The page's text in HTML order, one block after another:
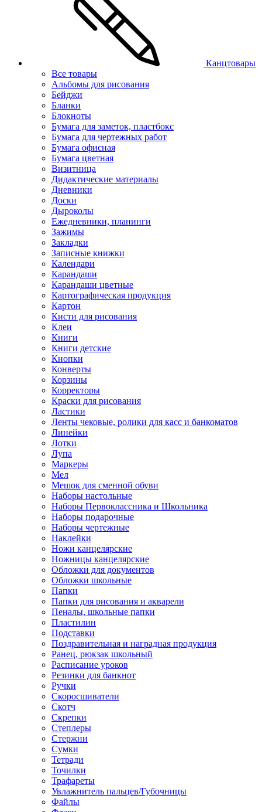
Канцтовары
Все товары
Альбомы для рисования
Бейджи
Бланки
Блокноты
Бумага для заметок, пластбокс
Бумага для чертежных работ
Бумага офисная
Бумага цветная
Визитница
Дидактические материалы
Дневники
Доски
Дыроколы
Ежедневники, планинги
Зажимы
Закладки
Записные книжки
Календари
Карандаши
Карандаши цветные
Картографическая продукция
Картон
Кисти для рисования
Клеи
Книги
Книги детские
Кнопки
Конверты
Корзины
Корректоры
Краски для рисования
Ластики
Ленты чековые, ролики для касс и банкоматов
Линейки
Лотки
Лупа
Маркеры
Мел
Мешок для сменной обуви
Наборы настольные
Наборы Первоклассника и Школьника
Наборы подарочные
Наборы чертежные
Наклейки
Ножи канцелярские
Ножницы канцелярские
Обложки для документов
Обложки школьные
Папки
Папки для рисования и акварели
Пеналы, школьные папки
Пластилин
Подставки
Поздравительная и наградная продукция
Ранец, рюкзак школьный
Расписание уроков
Резинки для банкнот
Ручки
Скоросшиватели
Скотч
Скрепки
Степлеры
Стержни
Сумки
Тетради
Точилки
Трафареты
Увлажнитель пальцев/Губочницы
Файлы